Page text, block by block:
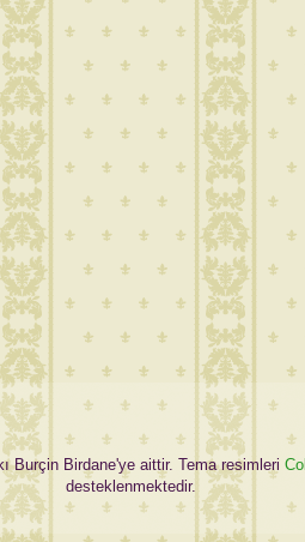
Burçin Birdane'ye aittir. Tema resimleri
desteklenmektedir.